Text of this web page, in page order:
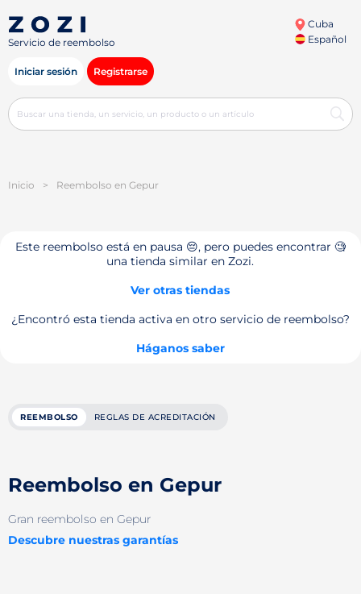
Servicio de reembolso
Cuba
Español
Iniciar sesión Registrarse
Inicio > Reembolso en Gepur
Este reembolso está en pausa 😔, pero puedes encontrar 🧐
una tienda similar en Zozi.
Ver otras tiendas
¿Encontró esta tienda activa en otro servicio de reembolso?
Háganos saber
REEMBOLSO REGLAS DE ACREDITACIÓN
Reembolso en Gepur
Gran reembolso en Gepur
Descubre nuestras garantías